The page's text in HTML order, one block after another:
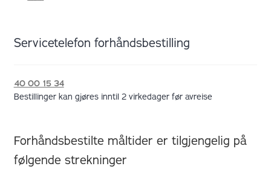
Servicetelefon forhåndsbestilling
40 00 15 34
Bestillinger kan gjøres inntil 2 virkedager før avreise
Forhåndsbestilte måltider er tilgjengelig på
følgende strekninger